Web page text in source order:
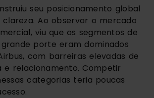
seu posicionamento global
Ao observar o mercado
viu que os segmentos de
porte eram dominados
com barreiras elevadas de
e relacionamento. Competir
categorias teria poucas